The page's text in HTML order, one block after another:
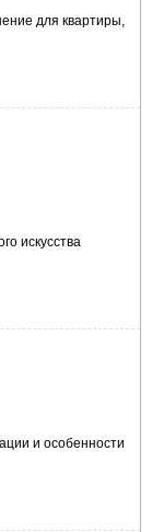
для квартиры,
искусства
и особенности